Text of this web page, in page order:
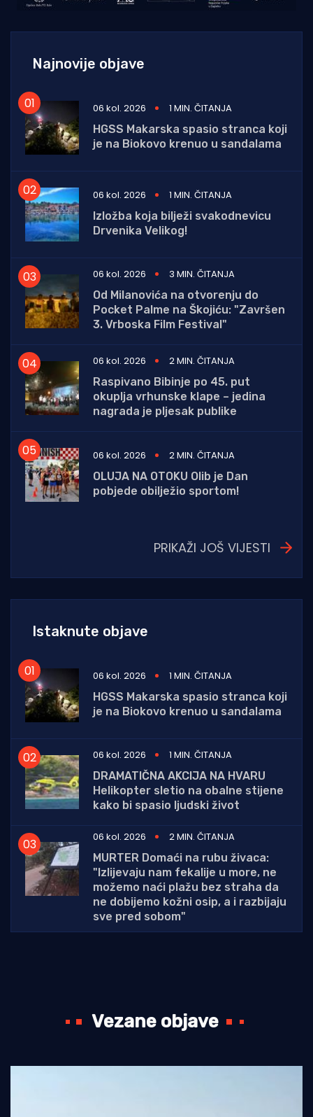
Najnovije objave
06 kol. 2026
1 MIN. ČITANJA
HGSS Makarska spasio stranca koji
je na Biokovo krenuo u sandalama
06 kol. 2026
1 MIN. ČITANJA
Izložba koja bilježi svakodnevicu
Drvenika Velikog!
06 kol. 2026
3 MIN. ČITANJA
Od Milanovića na otvorenju do
Pocket Palme na Škojiću: "Završen
3. Vrboska Film Festival"
06 kol. 2026
2 MIN. ČITANJA
Raspivano Bibinje po 45. put
okuplja vrhunske klape – jedina
nagrada je pljesak publike
06 kol. 2026
2 MIN. ČITANJA
OLUJA NA OTOKU Olib je Dan
pobjede obilježio sportom!
PRIKAŽI JOŠ VIJESTI
Istaknute objave
06 kol. 2026
1 MIN. ČITANJA
HGSS Makarska spasio stranca koji
je na Biokovo krenuo u sandalama
06 kol. 2026
1 MIN. ČITANJA
DRAMATIČNA AKCIJA NA HVARU
Helikopter sletio na obalne stijene
kako bi spasio ljudski život
06 kol. 2026
2 MIN. ČITANJA
MURTER Domaći na rubu živaca:
"Izlijevaju nam fekalije u more, ne
možemo naći plažu bez straha da
ne dobijemo kožni osip, a i razbijaju
sve pred sobom"
Vezane objave